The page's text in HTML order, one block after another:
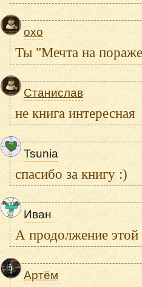
oxo
Ты "Мечта на
Станислав
не книга интересная
Tsunia
спасибо за книгу :)
Иван
А продолжение этой
Артём